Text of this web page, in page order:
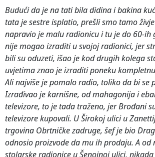
Budući da je na tati bila didina i bakina
tata je sestre isplatio, prešli smo tamo
napravio je malu radionicu i tu je do 60-ih
nije mogao izraditi u svojoj radionici, jer
bili su oduzeti, išao je kod drugih kolega
uvjetima znao je izraditi poneku
Ali najviše je pomalo radio, toliko da bi se
Izrađivao je karnišne, od mahagonija i
televizore, to je tada traženo, jer Brođani
televizore kupovali. U Širokoj ulici u
trgovina Obrtničke zadruge, šef je bio
odnosio proizvode da mu ih prodaju. A od
stolarske radionice u Šenoinoj ulici,